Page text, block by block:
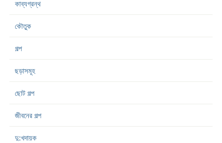
কাব্যগ্রন্থ
কৌতুক
গল্প
ছড়াসমূহ
ছোট গল্প
জীবনের গল্প
দু:খদায়ক